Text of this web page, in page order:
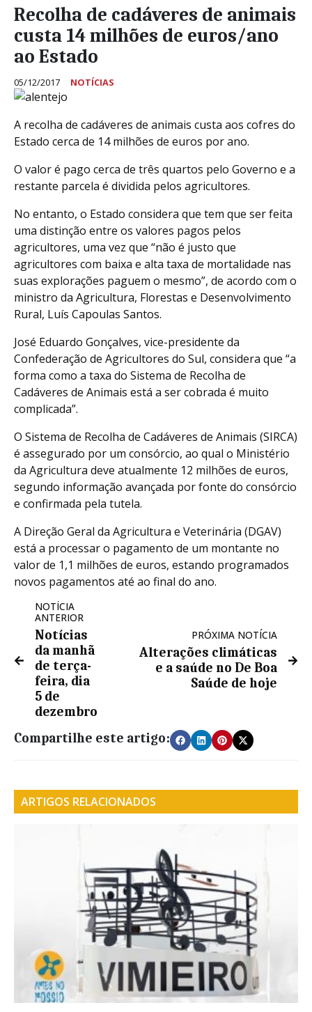
Recolha de cadáveres de animais
custa 14 milhões de euros/ano
ao Estado
05/12/2017 NOTÍCIAS
A recolha de cadáveres de animais custa aos cofres do
Estado cerca de 14 milhões de euros por ano.
O valor é pago cerca de três quartos pelo Governo e a
restante parcela é dividida pelos agricultores.
No entanto, o Estado considera que tem que ser feita
uma distinção entre os valores pagos pelos
agricultores, uma vez que “não é justo que
agricultores com baixa e alta taxa de mortalidade nas
suas explorações paguem o mesmo”, de acordo com o
ministro da Agricultura, Florestas e Desenvolvimento
Rural, Luís Capoulas Santos.
José Eduardo Gonçalves, vice-presidente da
Confederação de Agricultores do Sul, considera que “a
forma como a taxa do Sistema de Recolha de
Cadáveres de Animais está a ser cobrada é muito
complicada”.
O Sistema de Recolha de Cadáveres de Animais (SIRCA)
é assegurado por um consórcio, ao qual o Ministério
da Agricultura deve atualmente 12 milhões de euros,
segundo informação avançada por fonte do consórcio
e confirmada pela tutela.
A Direção Geral da Agricultura e Veterinária (DGAV)
está a processar o pagamento de um montante no
valor de 1,1 milhões de euros, estando programados
novos pagamentos até ao final do ano.
NOTÍCIA
ANTERIOR
Notícias
da manhã
de terça-
feira, dia
5 de
dezembro
PRÓXIMA NOTÍCIA
Alterações climáticas
e a saúde no De Boa
Saúde de hoje
Compartilhe este artigo:
ARTIGOS RELACIONADOS